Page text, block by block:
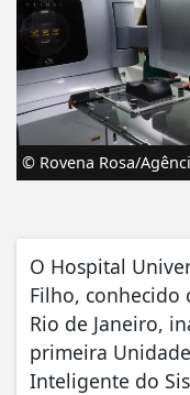
© Rovena Rosa/
O Hospital
Filho, conhecido
Rio de Janeiro,
primeira
Inteligente do